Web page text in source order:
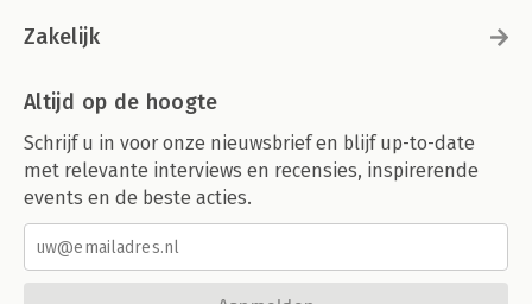
Zakelijk
Altijd op de hoogte
Schrijf u in voor onze nieuwsbrief en blijf up-to-date
met relevante interviews en recensies, inspirerende
events en de beste acties.